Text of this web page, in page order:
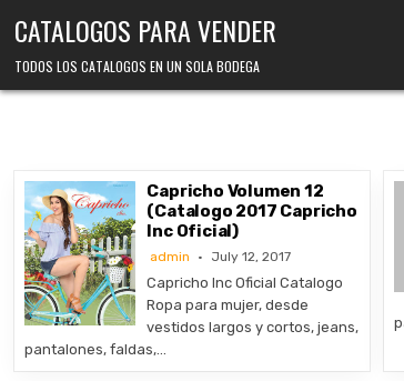
CATALOGOS PARA VENDER
TODOS LOS CATALOGOS EN UN SOLA BODEGA
Capricho Volumen 12
(Catalogo 2017 Capricho
Inc Oficial)
admin July 12, 2017
Capricho Inc Oficial Catalogo
Ropa para mujer, desde
vestidos largos y cortos, jeans,
pantalones, faldas,…